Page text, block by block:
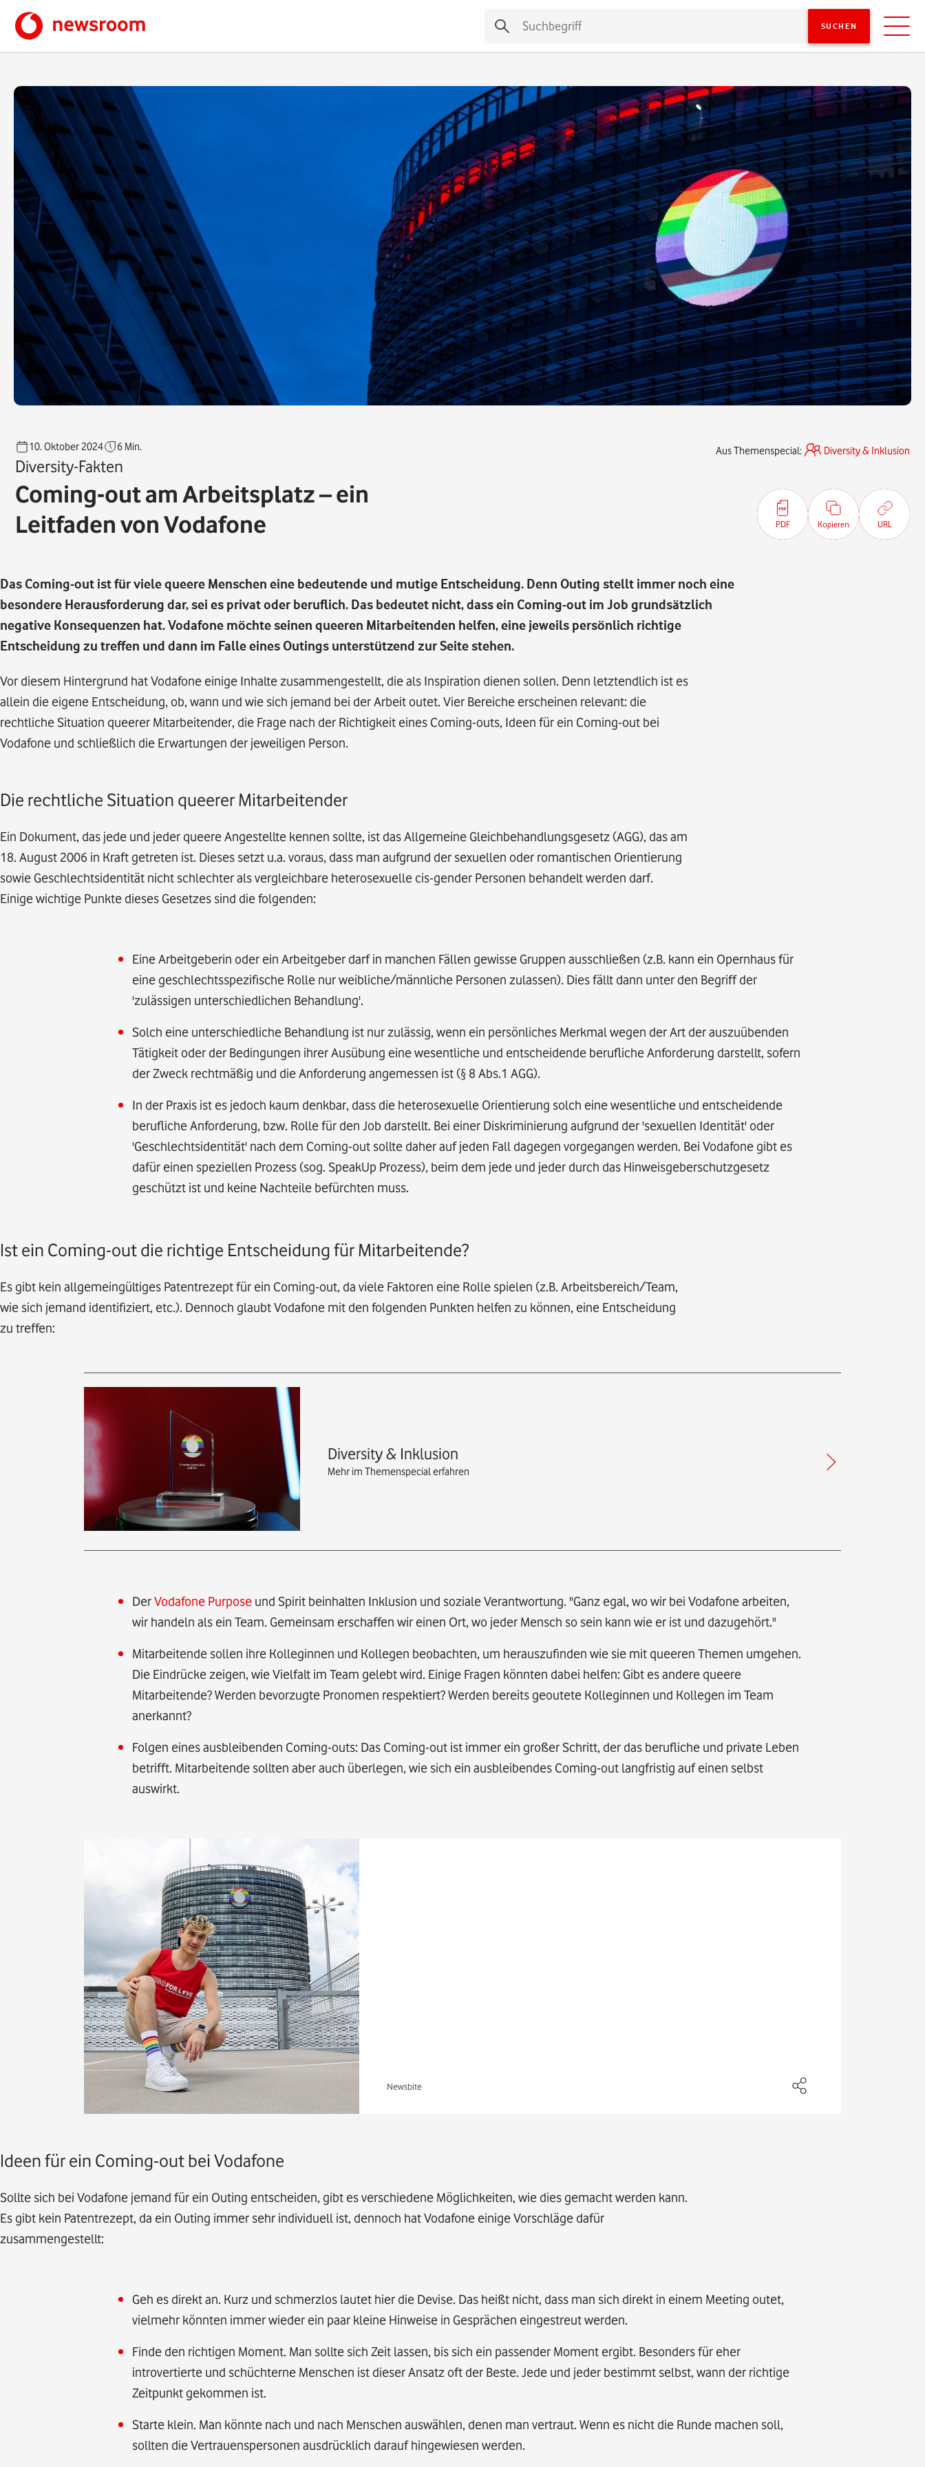
10. Oktober 2024 6 Min.
Diversity-Fakten
Coming-out am Arbeitsplatz – ein
Leitfaden von Vodafone
Aus Themenspecial: Diversity & Inklusion
PDF Kopieren URL
Das Coming-out ist für viele queere Menschen eine bedeutende und mutige Entscheidung. Denn Outing stellt immer noch eine
besondere Herausforderung dar, sei es privat oder beruflich. Das bedeutet nicht, dass ein Coming-out im Job grundsätzlich
negative Konsequenzen hat. Vodafone möchte seinen queeren Mitarbeitenden helfen, eine jeweils persönlich richtige
Entscheidung zu treffen und dann im Falle eines Outings unterstützend zur Seite stehen.
Vor diesem Hintergrund hat Vodafone einige Inhalte zusammengestellt, die als Inspiration dienen sollen. Denn letztendlich ist es
allein die eigene Entscheidung, ob, wann und wie sich jemand bei der Arbeit outet. Vier Bereiche erscheinen relevant: die
rechtliche Situation queerer Mitarbeitender, die Frage nach der Richtigkeit eines Coming-outs, Ideen für ein Coming-out bei
Vodafone und schließlich die Erwartungen der jeweiligen Person.
Die rechtliche Situation queerer Mitarbeitender
Ein Dokument, das jede und jeder queere Angestellte kennen sollte, ist das Allgemeine Gleichbehandlungsgesetz (AGG), das am
18. August 2006 in Kraft getreten ist. Dieses setzt u.a. voraus, dass man aufgrund der sexuellen oder romantischen Orientierung
sowie Geschlechtsidentität nicht schlechter als vergleichbare heterosexuelle cis-gender Personen behandelt werden darf.
Einige wichtige Punkte dieses Gesetzes sind die folgenden:
Eine Arbeitgeberin oder ein Arbeitgeber darf in manchen Fällen gewisse Gruppen ausschließen (z.B. kann ein Opernhaus für
eine geschlechtsspezifische Rolle nur weibliche/männliche Personen zulassen). Dies fällt dann unter den Begriff der
'zulässigen unterschiedlichen Behandlung'.
Solch eine unterschiedliche Behandlung ist nur zulässig, wenn ein persönliches Merkmal wegen der Art der auszuübenden
Tätigkeit oder der Bedingungen ihrer Ausübung eine wesentliche und entscheidende berufliche Anforderung darstellt, sofern
der Zweck rechtmäßig und die Anforderung angemessen ist (§ 8 Abs.1 AGG).
In der Praxis ist es jedoch kaum denkbar, dass die heterosexuelle Orientierung solch eine wesentliche und entscheidende
berufliche Anforderung, bzw. Rolle für den Job darstellt. Bei einer Diskriminierung aufgrund der 'sexuellen Identität' oder
'Geschlechtsidentität' nach dem Coming-out sollte daher auf jeden Fall dagegen vorgegangen werden. Bei Vodafone gibt es
dafür einen speziellen Prozess (sog. SpeakUp Prozess), beim dem jede und jeder durch das Hinweisgeberschutzgesetz
geschützt ist und keine Nachteile befürchten muss.
Ist ein Coming-out die richtige Entscheidung für Mitarbeitende?
Es gibt kein allgemeingültiges Patentrezept für ein Coming-out, da viele Faktoren eine Rolle spielen (z.B. Arbeitsbereich/Team,
wie sich jemand identifiziert, etc.). Dennoch glaubt Vodafone mit den folgenden Punkten helfen zu können, eine Entscheidung
zu treffen:
Diversity & Inklusion
Mehr im Themenspecial erfahren
DerVodafone Purpose und Spirit beinhalten Inklusion und soziale Verantwortung. "Ganz egal, wo wir bei Vodafone arbeiten,
wir handeln als ein Team. Gemeinsam erschaffen wir einen Ort, wo jeder Mensch so sein kann wie er ist und dazugehört."
Mitarbeitende sollen ihre Kolleginnen und Kollegen beobachten, um herauszufinden wie sie mit queeren Themen umgehen.
Die Eindrücke zeigen, wie Vielfalt im Team gelebt wird. Einige Fragen könnten dabei helfen: Gibt es andere queere
Mitarbeitende? Werden bevorzugte Pronomen respektiert? Werden bereits geoutete Kolleginnen und Kollegen im Team
anerkannt?
Folgen eines ausbleibenden Coming-outs: Das Coming-out ist immer ein großer Schritt, der das berufliche und private Leben
betrifft. Mitarbeitende sollten aber auch überlegen, wie sich ein ausbleibendes Coming-out langfristig auf einen selbst
auswirkt.
Newsbite
Ideen für ein Coming-out bei Vodafone
Sollte sich bei Vodafone jemand für ein Outing entscheiden, gibt es verschiedene Möglichkeiten, wie dies gemacht werden kann.
Es gibt kein Patentrezept, da ein Outing immer sehr individuell ist, dennoch hat Vodafone einige Vorschläge dafür
zusammengestellt:
Geh es direkt an. Kurz und schmerzlos lautet hier die Devise. Das heißt nicht, dass man sich direkt in einem Meeting outet,
vielmehr könnten immer wieder ein paar kleine Hinweise in Gesprächen eingestreut werden.
Finde den richtigen Moment. Man sollte sich Zeit lassen, bis sich ein passender Moment ergibt. Besonders für eher
introvertierte und schüchterne Menschen ist dieser Ansatz oft der Beste. Jede und jeder bestimmt selbst, wann der richtige
Zeitpunkt gekommen ist.
Starte klein. Man könnte nach und nach Menschen auswählen, denen man vertraut. Wenn es nicht die Runde machen soll,
sollten die Vertrauenspersonen ausdrücklich darauf hingewiesen werden.